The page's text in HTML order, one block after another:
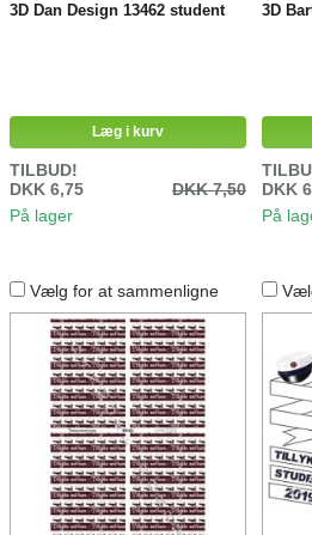
3D Dan Design 13462 student
Læg i kurv
TILBUD!
DKK 6,75
DKK 7,50
På lager
3D
DKK
På
Vælg for at sammenligne